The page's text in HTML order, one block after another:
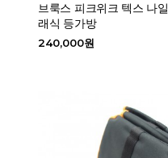
브룩스 피크위크 텍스 나
래식 등가방
240,000원